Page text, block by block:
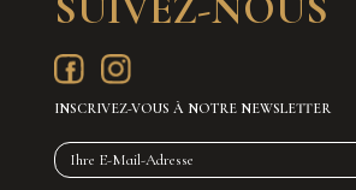
INSCRIVEZ-VOUS À NOTRE NEWSLETTER